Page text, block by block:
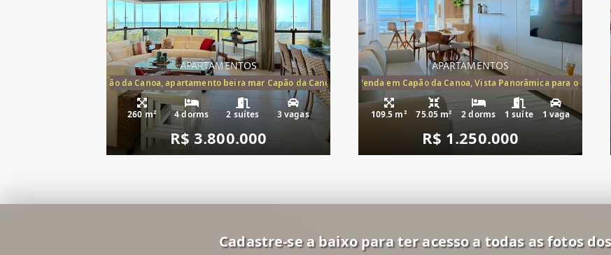
APARTAMENTOS
frente mar Capão da Canoa, apartamento beira mar Capão da Canoa, apartamento à venda Cap
260 m² 4 dorms 2 suítes 3 vagas
R$ 3.800.000
APARTAMENTOS
Apartamento Beira-Mar à Venda em Capão da Canoa, Vista Panorâmica para o Mar,
109.5 m² 75.05 m² 2 dorms 1 suíte 1 vaga
R$ 1.250.000
Cadastre-se a baixo para ter acesso a todas as fotos